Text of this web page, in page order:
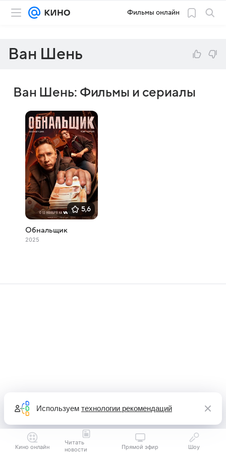
Фильмы онлайн
Ван Шень
Ван Шень: Фильмы и сериалы
5,6
Обнальщик
2025
Кино онлайн
Читать
новости
Прямой эфир Шоу
Используем технологии рекомендаций